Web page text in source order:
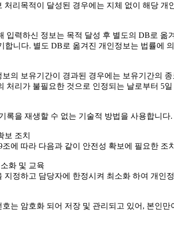
처리목적이 달성된 경우에는 지체 없이 해당
입력하신 정보는 목적 달성 후 별도의 DB로
합니다. 별도 DB로 옮겨진 개인정보는 법률에
의 보유기간이 경과된 경우에는 보유기간의
처리가 불필요한 것으로 인정되는 날로부터 5
록을 재생할 수 없는 기술적 방법을 사용합니다.
보 조치
에 따라 다음과 같이 안전성 확보에 필요한 조
화 및 교육
지정하고 담당자에 한정시켜 최소화 하여 개인
는 암호화 되어 저장 및 관리되고 있어, 본인